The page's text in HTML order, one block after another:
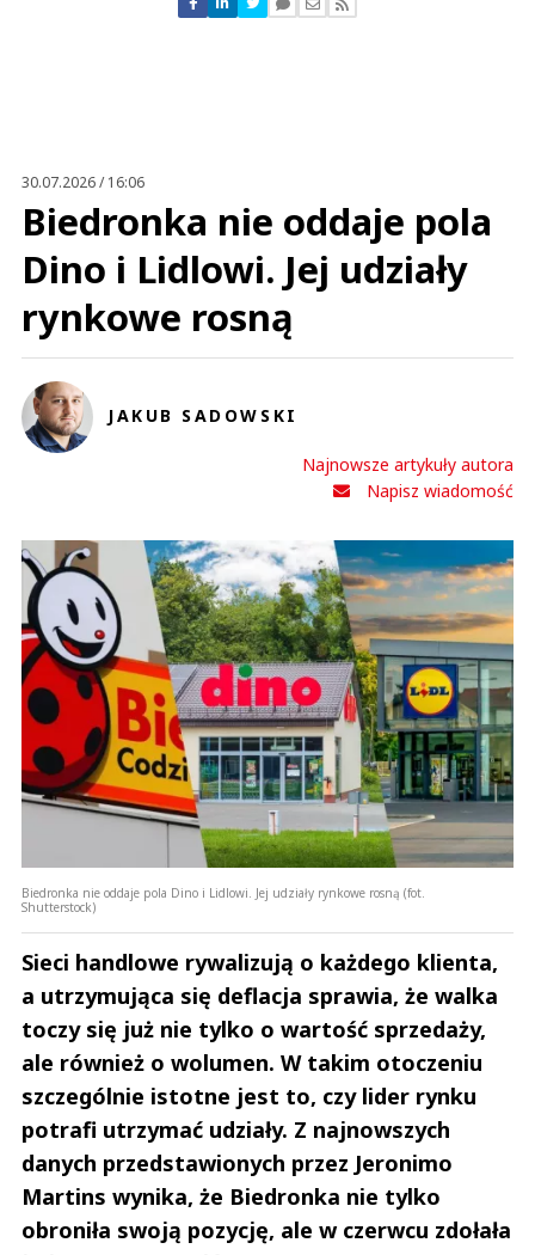
Nic w tym dziwnego. Dziadkowie są w KRD i nie mogą brać pożyczek dla
fito
0
0
no niestety każdy trzeci Polak wpada w pętlę zadłużenia, nie jestem
wyjątkiem. Też mam zaległości, dobrze, że to kruk mnie windykuje, dało się
dogadać o spoko raty
ameli
Odpowiedz
0
0
Nie znaleziono komentarzy
Zostaw swoje komentarze
Imię (Wymagane)
Anuluj
Prześlij komentarz
30.07.2026 / 16:06
Biedronka nie oddaje pola
Dino i Lidlowi. Jej udziały
rynkowe rosną
JAKUB SADOWSKI
Najnowsze artykuły autora
Napisz wiadomość
Biedronka nie oddaje pola Dino i Lidlowi. Jej udziały rynkowe rosną (fot.
Shutterstock)
Sieci handlowe rywalizują o każdego klienta,
a utrzymująca się deflacja sprawia, że walka
toczy się już nie tylko o wartość sprzedaży,
ale również o wolumen. W takim otoczeniu
szczególnie istotne jest to, czy lider rynku
potrafi utrzymać udziały. Z najnowszych
danych przedstawionych przez Jeronimo
Martins wynika, że Biedronka nie tylko
obroniła swoją pozycję, ale w czerwcu zdołała